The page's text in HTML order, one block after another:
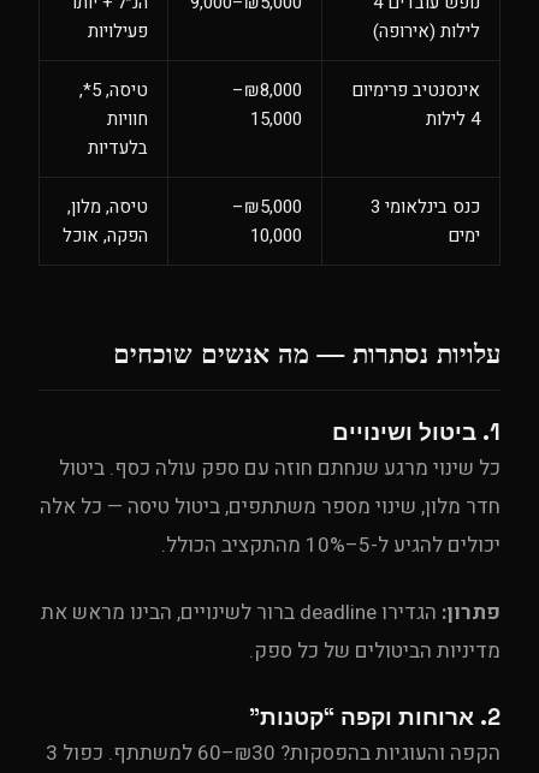
לילות (אירופה)
פעילויות
אינסנטיב פרימיום
4 לילות
₪8,000–
15,000
טיסה, 5*,
חוויות
בלעדיות
כנס בינלאומי 3
ימים
₪5,000–
10,000
טיסה, מלון,
הפקה, אוכל
עלויות נסתרות — מה אנשים שוכחים
1. ביטול ושינויים
כל שינוי מרגע שנחתם חוזה עם ספק עולה כסף. ביטול
חדר מלון, שינוי מספר משתתפים, ביטול טיסה — כל אלה
יכולים להגיע ל-5–10% מהתקציב הכולל.
פתרון:
הגדירו deadline ברור לשינויים, הבינו מראש את
מדיניות הביטולים של כל ספק.
2. ארוחות וקפה “קטנות”
הקפה והעוגיות בהפסקות? ₪30–60 למשתתף. כפול 3